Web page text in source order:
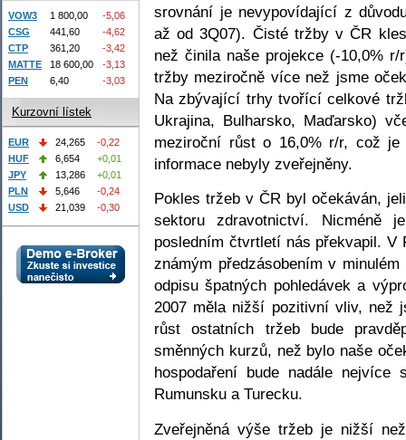
srovnání je nevypovídající z
až od 3Q07). Čisté tržby v ČR
než činila naše projekce (-10,0%
tržby meziročně více než jsme
Na zbývající trhy tvořící celkové
Ukrajina, Bulharsko, Maďarsko)
meziroční růst o 16,0% r/r, což
informace nebyly zveřejněny.
Pokles tržeb v ČR byl očekáván,
sektoru zdravotnictví. Nicméně
posledním čtvrtletí nás překvapil. V
známým předzásobením v
odpisu špatných pohledávek a
2007 měla nižší pozitivní vliv, než
růst ostatních tržeb bude
směnných kurzů, než bylo naše
hospodaření bude nadále
Rumunsku a Turecku.
Zveřejněná výše tržeb je nižší
VOW3 1 800,00
-5,06
CSG
441,60
-4,62
CTP
361,20
-3,42
MATTE
18 600,00
-3,13
PEN
6,40 -3,03
Kurzovní lístek
EUR 24,265
-0,22
HUF
6,654
+0,01
JPY
13,286
+0,01
PLN
5,646
-0,24
USD
21,039 -0,30